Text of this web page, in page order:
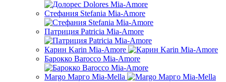
Стефания Stefania Mia-Amore
Патриция Patricia Mia-Amore
Карин Karin Mia-Amore
Барокко Barocco Mia-Amore
Margo Марго Mia-Mella